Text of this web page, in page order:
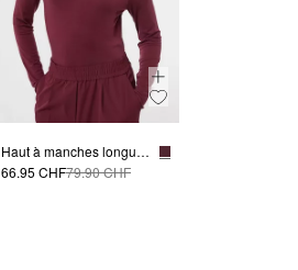
Haut à manches longues raffiné à col montant, en lyocell mélangé
66.95 CHF79.90 CHF